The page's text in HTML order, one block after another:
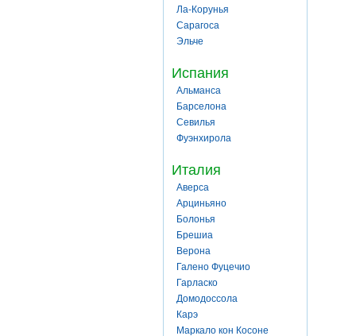
Ла-Корунья
Сарагоса
Эльче
Испания
Альманса
Барселона
Севилья
Фуэнхирола
Италия
Аверса
Арциньяно
Болонья
Брешиа
Верона
Галено Фуцечио
Гарласко
Домодоссола
Карэ
Маркало кон Косоне